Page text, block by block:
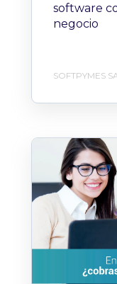
software
negocio
SOFTPYMES